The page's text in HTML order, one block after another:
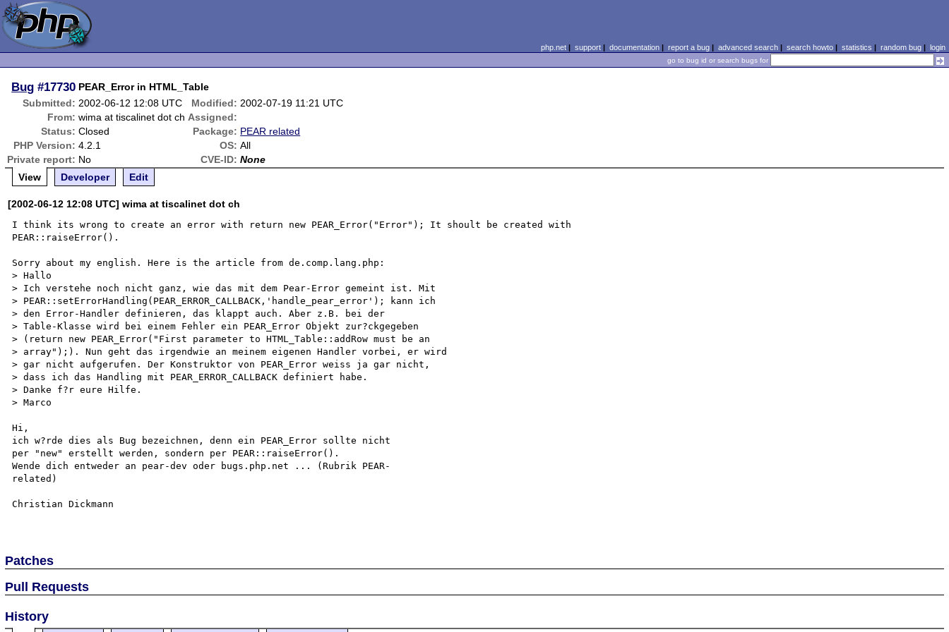
php.net| support| documentation| report a bug| advanced search| search howto| statistics | random bug| login
go to bug id or search bugs for
Bug #17730 PEAR_Error in HTML_Table
Submitted: 2002-06-12 12:08 UTC Modified: 2002-07-19 11:21 UTC
From: wima at tiscalinet dot ch Assigned:
Status: Closed Package: PEAR related
PHP Version: 4.2.1 OS: All
Private report: No CVE-ID: None
View
Developer Edit
[2002-06-12 12:08 UTC] wima at tiscalinet dot ch
I think its wrong to create an error with return new PEAR_Error("Error"); It shoult be created with
PEAR::raiseError().
Sorry about my english. Here is the article from de.comp.lang.php:
> Hallo
> Ich verstehe noch nicht ganz, wie das mit dem Pear-Error gemeint ist. Mit
> PEAR::setErrorHandling(PEAR_ERROR_CALLBACK,'handle_pear_error'); kann ich
> den Error-Handler definieren, das klappt auch. Aber z.B. bei der
> Table-Klasse wird bei einem Fehler ein PEAR_Error Objekt zur?ckgegeben
> (return new PEAR_Error("First parameter to HTML_Table::addRow must be an
> array");). Nun geht das irgendwie an meinem eigenen Handler vorbei, er wird
> gar nicht aufgerufen. Der Konstruktor von PEAR_Error weiss ja gar nicht,
> dass ich das Handling mit PEAR_ERROR_CALLBACK definiert habe.
> Danke f?r eure Hilfe.
> Marco
Hi,
ich w?rde dies als Bug bezeichnen, denn ein PEAR_Error sollte nicht
per "new" erstellt werden, sondern per PEAR::raiseError().
Wende dich entweder an pear-dev oder bugs.php.net ... (Rubrik PEAR-
related)
Christian Dickmann
Patches
Pull Requests
History